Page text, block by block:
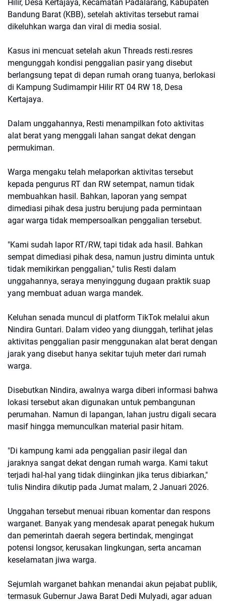
Hilir, Desa Kertajaya, Kecamatan Padalarang, Kabupaten
Bandung Barat (KBB), setelah aktivitas tersebut ramai
dikeluhkan warga dan viral di media sosial.
Kasus ini mencuat setelah akun Threads resti.resres
mengunggah kondisi penggalian pasir yang disebut
berlangsung tepat di depan rumah orang tuanya, berlokasi
di Kampung Sudimampir Hilir RT 04 RW 18, Desa
Kertajaya.
Dalam unggahannya, Resti menampilkan foto aktivitas
alat berat yang menggali lahan sangat dekat dengan
permukiman.
Warga mengaku telah melaporkan aktivitas tersebut
kepada pengurus RT dan RW setempat, namun tidak
membuahkan hasil. Bahkan, laporan yang sempat
dimediasi pihak desa justru berujung pada permintaan
agar warga tidak mempersoalkan penggalian tersebut.
"Kami sudah lapor RT/RW, tapi tidak ada hasil. Bahkan
sempat dimediasi pihak desa, namun justru diminta untuk
tidak memikirkan penggalian," tulis Resti dalam
unggahannya, seraya menyinggung dugaan praktik suap
yang membuat aduan warga mandek.
Keluhan senada muncul di platform TikTok melalui akun
Nindira Guntari. Dalam video yang diunggah, terlihat jelas
aktivitas penggalian pasir menggunakan alat berat dengan
jarak yang disebut hanya sekitar tujuh meter dari rumah
warga.
Disebutkan Nindira, awalnya warga diberi informasi bahwa
lokasi tersebut akan digunakan untuk pembangunan
perumahan. Namun di lapangan, lahan justru digali secara
masif hingga memunculkan material pasir hitam.
"Di kampung kami ada penggalian pasir ilegal dan
jaraknya sangat dekat dengan rumah warga. Kami takut
terjadi hal-hal yang tidak diinginkan jika terus dibiarkan,"
tulis Nindira dikutip pada Jumat malam, 2 Januari 2026.
Unggahan tersebut menuai ribuan komentar dan respons
warganet. Banyak yang mendesak aparat penegak hukum
dan pemerintah daerah segera bertindak, mengingat
potensi longsor, kerusakan lingkungan, serta ancaman
keselamatan jiwa warga.
Sejumlah warganet bahkan menandai akun pejabat publik,
termasuk Gubernur Jawa Barat Dedi Mulyadi, agar aduan